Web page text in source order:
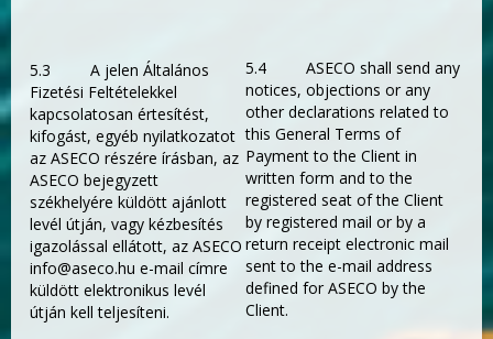
5.3 A jelen Általános
Fizetési Feltételekkel
kapcsolatosan értesítést,
kifogást, egyéb nyilatkozatot
az ASECO részére írásban, az
ASECO bejegyzett
székhelyére küldött ajánlott
levél útján, vagy kézbesítés
igazolással ellátott, az ASECO
info@aseco.hu e-mail címre
küldött elektronikus levél
útján kell teljesíteni.
5.4 ASECO shall send any
notices, objections or any
other declarations related to
this General Terms of
Payment to the Client in
written form and to the
registered seat of the Client
by registered mail or by a
return receipt electronic mail
sent to the e-mail address
defined for ASECO by the
Client.